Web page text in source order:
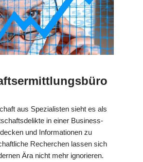
aus Spezialisten sieht es als
in einer Business-
und Informationen zu
Recherchen lassen sich
Ära nicht mehr ignorieren.